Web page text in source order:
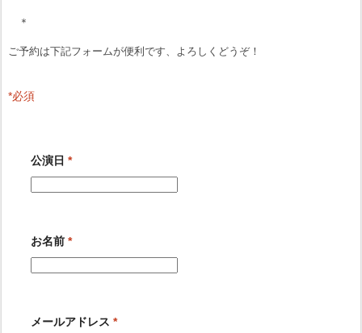
＊
ご予約は下記フォームが便利です、よろしくどうぞ！
*必須
公演日 *
お名前 *
メールアドレス *